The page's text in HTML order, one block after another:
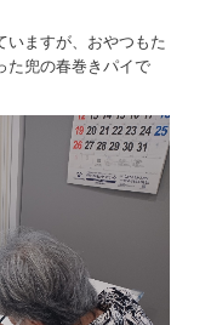
ますが、おやつもた
た兜の春巻きパイで